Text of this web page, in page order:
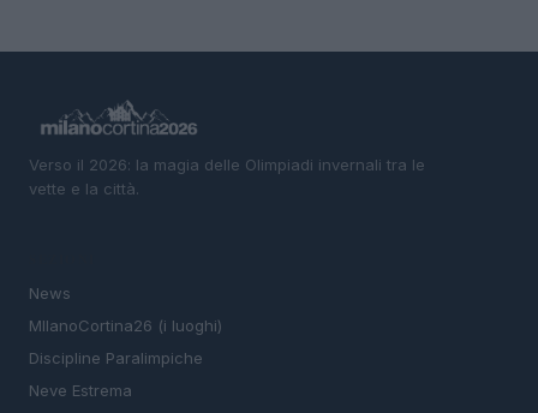
Verso il 2026: la magia delle Olimpiadi invernali tra le
vette e la città.
News
MIlanoCortina26 (i luoghi)
Discipline Paralimpiche
Neve Estrema